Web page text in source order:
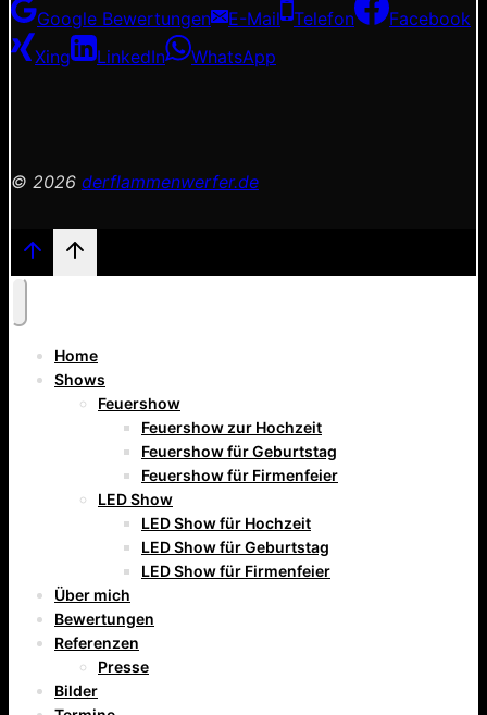
Google Bewertungen E-Mail Telefon
Facebook
Xing
LinkedIn WhatsApp
© 2026 derflammenwerfer.de
Home
Shows
Feuershow
Feuershow zur Hochzeit
Feuershow für Geburtstag
Feuershow für Firmenfeier
LED Show
LED Show für Hochzeit
LED Show für Geburtstag
LED Show für Firmenfeier
Über mich
Bewertungen
Referenzen
Presse
Bilder